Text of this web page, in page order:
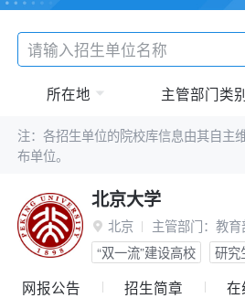
所在地 主管部门类
注：各招生单位的院校库信息由其自主
布单位。
北京大学
 北京 主管部门： 教育
“双一流”建设高校
研究
网报公告 招生简章 在